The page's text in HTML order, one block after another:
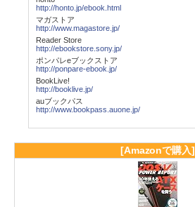
http://honto.jp/ebook.html
マガストア
http://www.magastore.jp/
Reader Store
http://ebookstore.sony.jp/
ポンパレeブックストア
http://ponpare-ebook.jp/
BookLive!
http://booklive.jp/
auブックパス
http://www.bookpass.auone.jp/
[Amazonで購入]